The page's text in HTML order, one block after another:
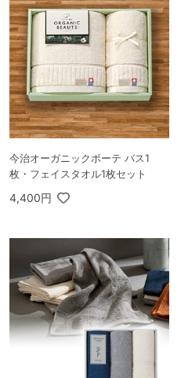
今治オーガニックボーテ バス1
枚・フェイスタオル1枚セット
4,400円